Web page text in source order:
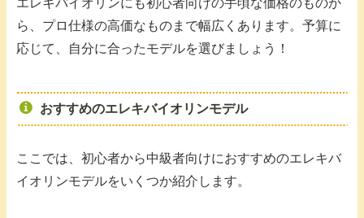
エレキバイオリンにも初心者向けの手頃な価格のものか
ら、プロ仕様の高価なものまで幅広くあります。予算に
応じて、自分に合ったモデルを選びましょう！
おすすめのエレキバイオリンモデル
ここでは、初心者から中級者向けにおすすめのエレキバ
イオリンモデルをいくつか紹介します。